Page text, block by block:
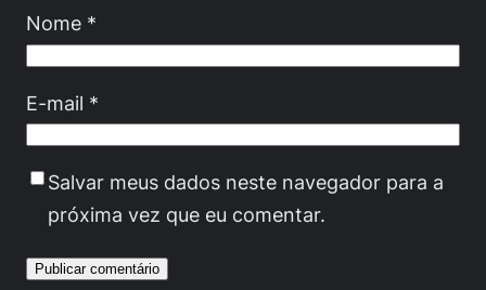
Nome *
E-mail *
Salvar meus dados neste navegador para a
próxima vez que eu comentar.